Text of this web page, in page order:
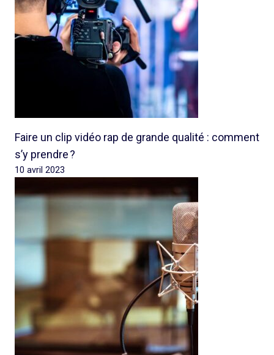
Faire un clip vidéo rap de grande qualité : comment
s’y prendre ?
10 avril 2023